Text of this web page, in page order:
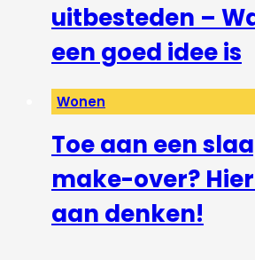
uitbesteden –
een goed idee is
Wonen
Toe aan een
make-over?
aan denken!